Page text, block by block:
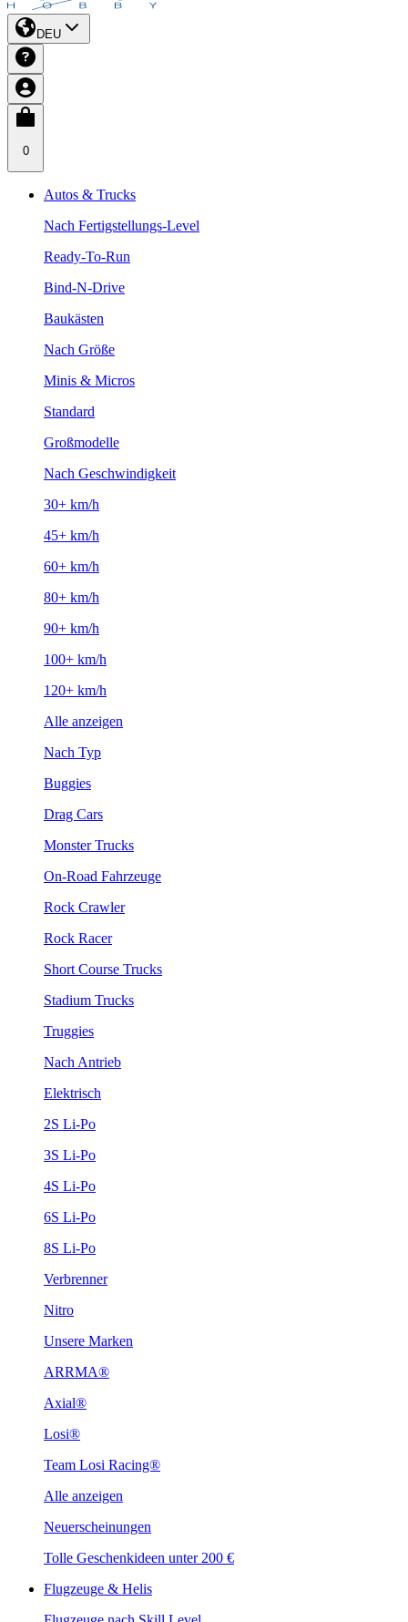
DEU
0
Autos & Trucks
Nach Fertigstellungs-Level
Ready-To-Run
Bind-N-Drive
Baukästen
Nach Größe
Minis & Micros
Standard
Großmodelle
Nach Geschwindigkeit
30+ km/h
45+ km/h
60+ km/h
80+ km/h
90+ km/h
100+ km/h
120+ km/h
Alle anzeigen
Nach Typ
Buggies
Drag Cars
Monster Trucks
On-Road Fahrzeuge
Rock Crawler
Rock Racer
Short Course Trucks
Stadium Trucks
Truggies
Nach Antrieb
Elektrisch
2S Li-Po
3S Li-Po
4S Li-Po
6S Li-Po
8S Li-Po
Verbrenner
Nitro
Unsere Marken
ARRMA®
Axial®
Losi®
Team Losi Racing®
Alle anzeigen
Neuerscheinungen
Tolle Geschenkideen unter 200 €
Flugzeuge & Helis